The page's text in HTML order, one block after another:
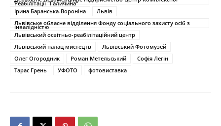
Реабілітації "Галичина"
Ірина Баранська-Вороніна
Львів
Львівське обласне відділення Фонду соціального захисту осіб з
інвалідністю
Львівський освітньо-реабілітаційний центр
Львівський палац мистецтв
Львівський Фотомузей
Олег Огородник
Роман Метельський
Софія Легін
Тарас Грень
УФОТО фотовиставка